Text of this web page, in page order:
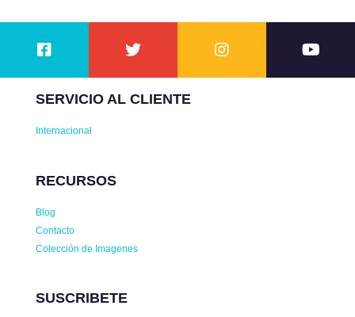
SERVICIO AL CLIENTE
Internacional
RECURSOS
Blog
Contacto
Colección de Imagenes
SUSCRIBETE